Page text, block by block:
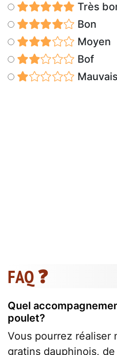
Très
Bon
Moyen
Bof
Mauvais
FAQ ❓
Quel
poulet?
Vous pourrez réaliser
gratins dauphinois,